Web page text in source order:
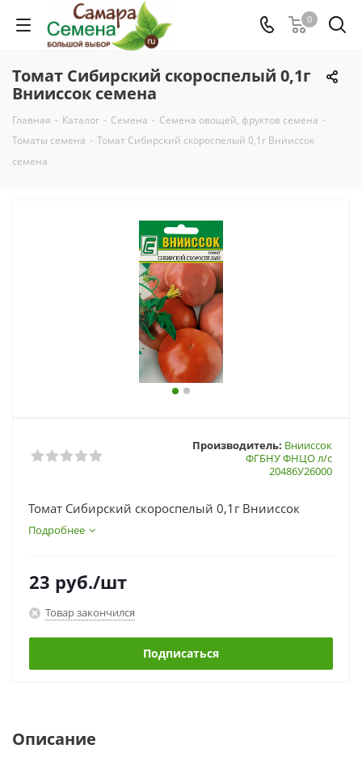
0
Томат Сибирский скороспелый 0,1г
Внииссок семена
Главная - Каталог - Семена - Семена овощей, фруктов семена -
Томаты семена - Томат Сибирский скороспелый 0,1г Внииссок
семена
Производитель: Внииссок
ФГБНУ ФНЦО л/с
20486У26000
Томат Сибирский скороспелый 0,1г Внииссок
Подробнее
23 руб./шт
Товар закончился
Подписаться
Описание